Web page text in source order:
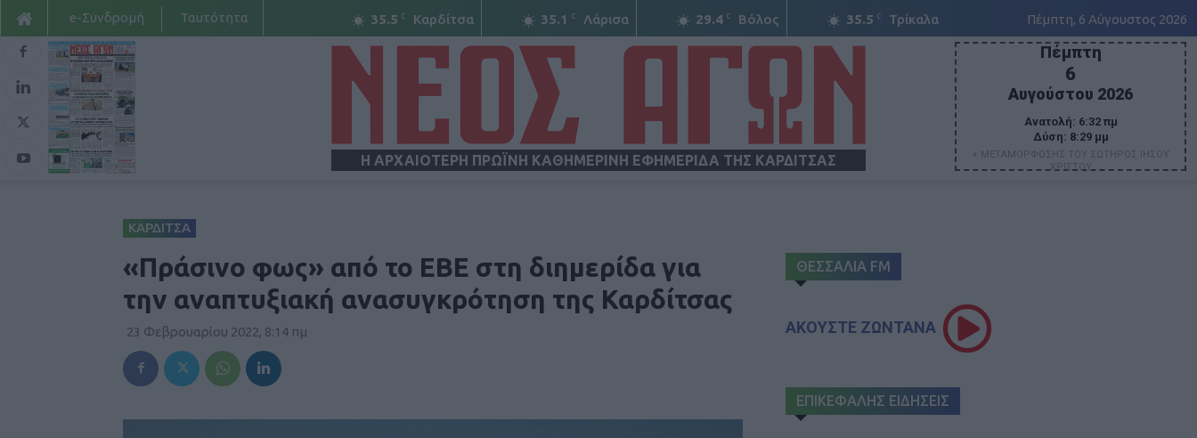
35.5 C Καρδίτσα 35.1 C Λάρισα 29.4 C Βόλος 35.5 C Τρίκαλα Πέμπτη, 6 Αύγουστος 2026
e-Συνδρομή Ταυτότητα
Η ΑΡΧΑΙΟΤΕΡΗ ΠΡΩΪΝΗ ΚΑΘΗΜΕΡΙΝΗ ΕΦΗΜΕΡΙΔΑ ΤΗΣ ΚΑΡΔΙΤΣΑΣ
Πέμπτη
6
Αυγούστου 2026
Ανατολή: 6:32 πμ
Δύση: 8:29 μμ
+ ΜΕΤΑΜΟΡΦΩΣΗΣ ΤΟΥ ΣΩΤΗΡΟΣ ΙΗΣΟΥ
ΧΡΙΣΤΟΥ
ΚΑΡΔΙΤΣΑ
«Πράσινο φως» από το ΕΒΕ στη διημερίδα για
την αναπτυξιακή ανασυγκρότηση της Καρδίτσας
23 Φεβρουαρίου 2022, 8:14 πμ
ΘΕΣΣΑΛΙΑ FM
ΑΚΟΥΣΤΕ ΖΩΝΤΑΝΑ
ΕΠΙΚΕΦΑΛΗΣ ΕΙΔΗΣΕΙΣ